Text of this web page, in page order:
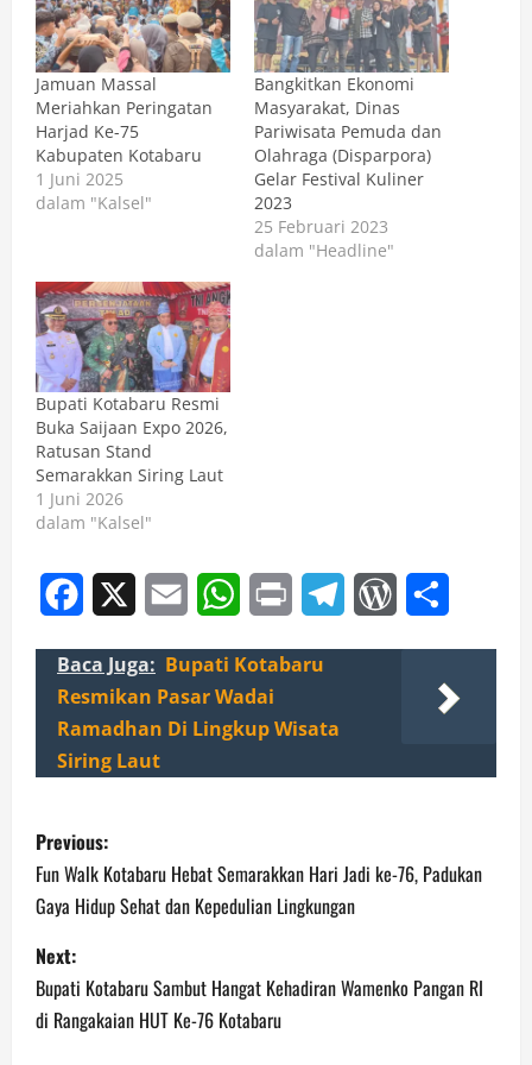
Jamuan Massal
Meriahkan Peringatan
Harjad Ke-75
Kabupaten Kotabaru
1 Juni 2025
dalam "Kalsel"
Bangkitkan Ekonomi
Masyarakat, Dinas
Pariwisata Pemuda dan
Olahraga (Disparpora)
Gelar Festival Kuliner
2023
25 Februari 2023
dalam "Headline"
Bupati Kotabaru Resmi
Buka Saijaan Expo 2026,
Ratusan Stand
Semarakkan Siring Laut
1 Juni 2026
dalam "Kalsel"
Facebook Email WhatsApp
Print TelegramWordPress
Baca Juga: Bupati Kotabaru
Resmikan Pasar Wadai
Ramadhan Di Lingkup Wisata
Siring Laut
P
o
s
t
n
Previous:
Fun Walk Kotabaru Hebat Semarakkan Hari Jadi ke-76, Padukan
Gaya Hidup Sehat dan Kepedulian Lingkungan
Next:
Bupati Kotabaru Sambut Hangat Kehadiran Wamenko Pangan RI
di Rangakaian HUT Ke-76 Kotabaru